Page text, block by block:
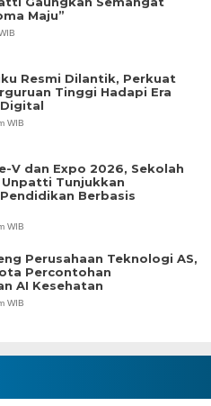
Maju”
Resmi Dilantik, Perkuat
Tinggi Hadapi Era
WIB
V dan Expo 2026, Sekolah
Tunjukkan
Berbasis
WIB
Perusahaan Teknologi AS,
Percontohan
AI Kesehatan
WIB